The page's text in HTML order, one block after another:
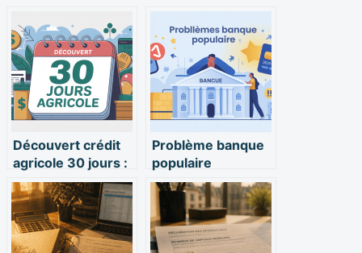
Découvert crédit
agricole 30 jours :
fonctionnement,
limites et solutions
Problème banque
populaire
aujourd’hui :
comprendre,
vérifier et agir
rapidement